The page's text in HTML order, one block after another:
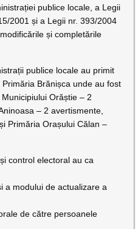
publice locale, a Legii
2001 și a Legii nr. 393/2004
și completările
publice locale au primit
Brănișca unde au fost
Orăștie – 2
– 2 avertismente,
Primăria Orașului Călan –
control electoral au ca
a modului de actualizare a
de către persoanele